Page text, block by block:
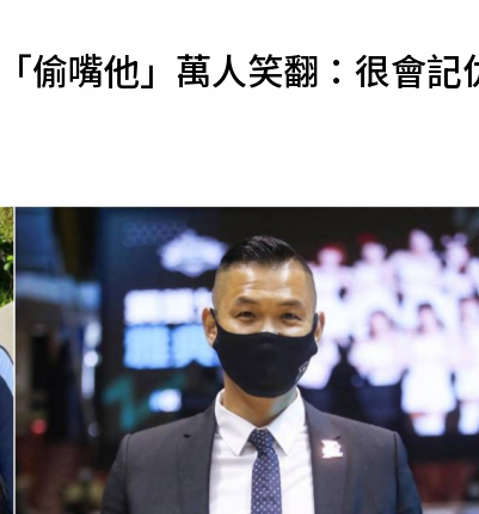
運勢
偷嘴他」萬人笑翻：很會記